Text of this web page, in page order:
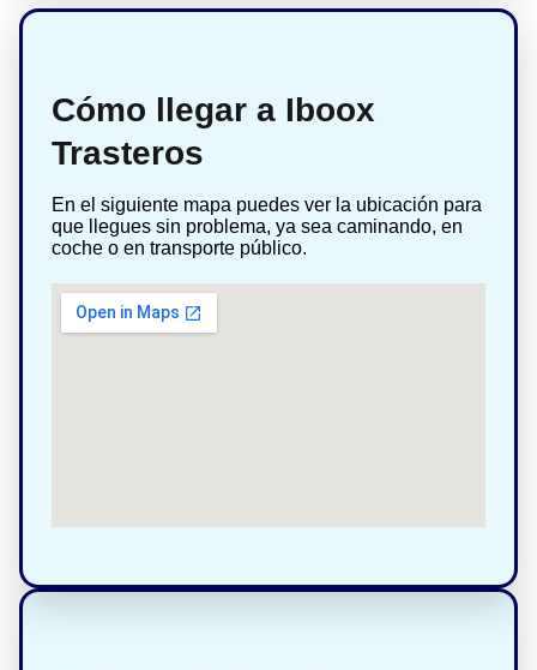
Cómo llegar a Iboox
Trasteros
En el siguiente mapa puedes ver la ubicación para
que llegues sin problema, ya sea caminando, en
coche o en transporte público.